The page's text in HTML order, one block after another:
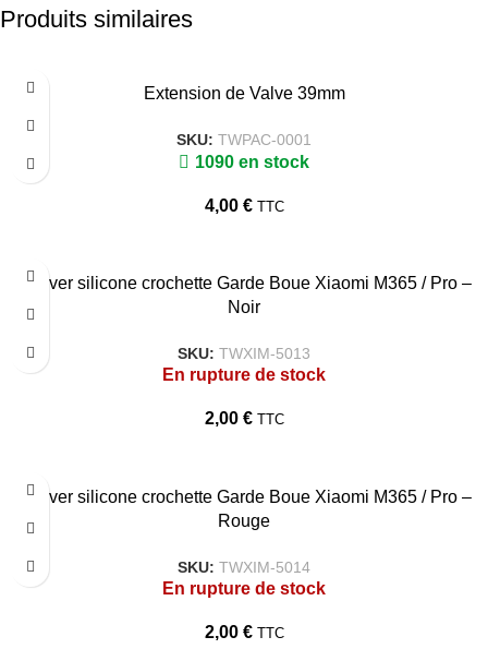
Produits similaires
Extension de Valve 39mm
SKU: TWPAC-0001
1090 en stock
4,00 € TTC
Couver silicone crochette Garde Boue Xiaomi M365 / Pro –
Noir
SKU: TWXIM-5013
En rupture de stock
2,00 € TTC
Couver silicone crochette Garde Boue Xiaomi M365 / Pro –
Rouge
SKU: TWXIM-5014
En rupture de stock
2,00 € TTC